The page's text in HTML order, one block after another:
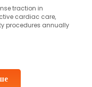
traction in
cardiac care,
procedures annually
angioplasty and